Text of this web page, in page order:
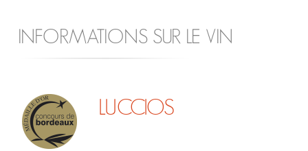
INFORMATIONS SUR LE VIN
LUCCIOS